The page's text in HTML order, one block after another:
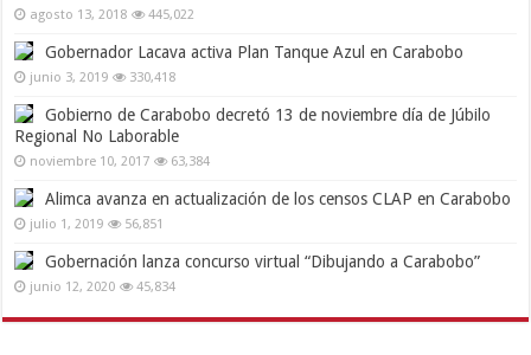
agosto 13, 2018 445,022
Gobernador Lacava activa Plan Tanque Azul en Carabobo
junio 3, 2019 330,418
Gobierno de Carabobo decretó 13 de noviembre día de Júbilo
Regional No Laborable
noviembre 10, 2017 63,384
Alimca avanza en actualización de los censos CLAP en Carabobo
julio 1, 2019 56,851
Gobernación lanza concurso virtual “Dibujando a Carabobo”
junio 12, 2020 45,834